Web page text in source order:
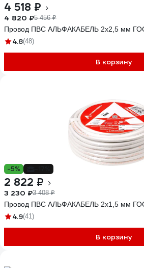
4 518 ₽
4 820 ₽5 456 ₽
Провод ПВС АЛЬФАКАБЕЛЬ 2х2,5 мм
4.8(48)
В корзину
-5%
2 822 ₽
3 230 ₽3 408 ₽
Провод ПВС АЛЬФАКАБЕЛЬ 2х1,5 мм
4.9(41)
В корзину